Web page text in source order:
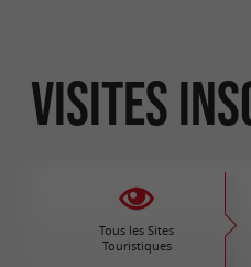
Visites
Tous les Sites
Touristiques